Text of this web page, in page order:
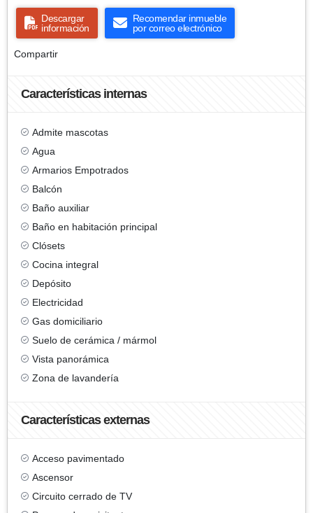
Descargar
información
Recomendar inmueble
por correo electrónico
Compartir
Características internas
Admite mascotas
Agua
Armarios Empotrados
Balcón
Baño auxiliar
Baño en habitación principal
Clósets
Cocina integral
Depósito
Electricidad
Gas domiciliario
Suelo de cerámica / mármol
Vista panorámica
Zona de lavandería
Características externas
Acceso pavimentado
Ascensor
Circuito cerrado de TV